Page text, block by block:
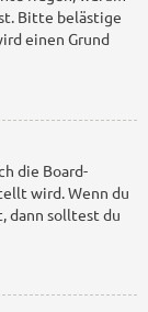
Bitte belästige
einen Grund
die Board-
wird. Wenn du
dann solltest du